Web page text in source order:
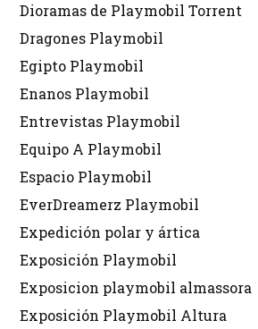
Dioramas de Playmobil Torrent
Dragones Playmobil
Egipto Playmobil
Enanos Playmobil
Entrevistas Playmobil
Equipo A Playmobil
Espacio Playmobil
EverDreamerz Playmobil
Expedición polar y ártica
Exposición Playmobil
Exposicion playmobil almassora
Exposición Playmobil Altura